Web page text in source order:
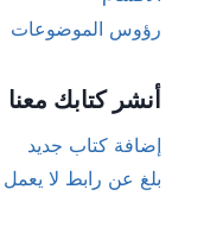
رؤوس الموضوعات
أنشر كتابك معنا
إضافة كتاب جديد
بلغ عن رابط لا يعمل